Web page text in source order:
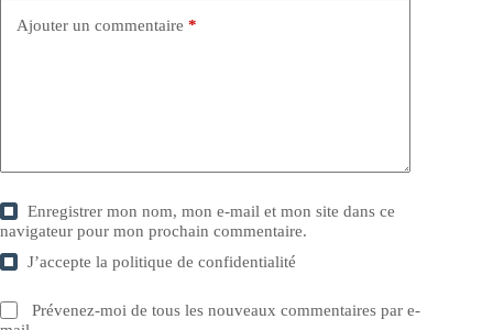
Ajouter un commentaire *
Enregistrer mon nom, mon e-mail et mon site dans ce
navigateur pour mon prochain commentaire.
J’accepte lapolitique de confidentialité
Prévenez-moi de tous les nouveaux commentaires par e-